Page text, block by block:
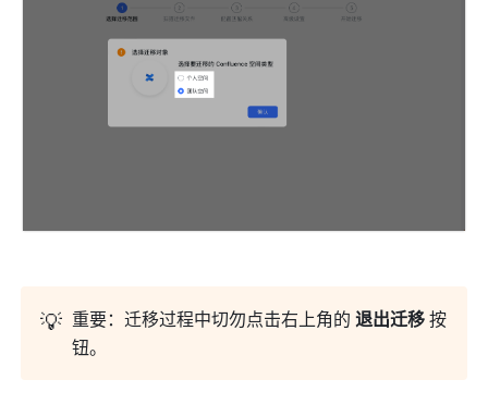
💡 重要：迁移过程中切勿点击右上角的 退出迁移 按
钮。